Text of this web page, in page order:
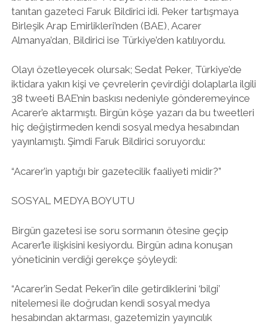
tanıtan gazeteci Faruk Bildirici idi. Peker tartışmaya
Birleşik Arap Emirlikleri’nden (BAE), Acarer
Almanya’dan, Bildirici ise Türkiye’den katılıyordu.
Olayı özetleyecek olursak; Sedat Peker, Türkiye’de
iktidara yakın kişi ve çevrelerin çevirdiği dolaplarla ilgili
38 tweeti BAE’nin baskısı nedeniyle gönderemeyince
Acarer’e aktarmıştı. Birgün köşe yazarı da bu tweetleri
hiç değiştirmeden kendi sosyal medya hesabından
yayınlamıştı. Şimdi Faruk Bildirici soruyordu:
“Acarer’in yaptığı bir gazetecilik faaliyeti midir?”
SOSYAL MEDYA BOYUTU
Birgün gazetesi ise soru sormanın ötesine geçip
Acarer’le ilişkisini kesiyordu. Birgün adına konuşan
yöneticinin verdiği gerekçe şöyleydi:
“Acarer’in Sedat Peker’in dile getirdiklerini ‘bilgi’
nitelemesi ile doğrudan kendi sosyal medya
hesabından aktarması, gazetemizin yayıncılık